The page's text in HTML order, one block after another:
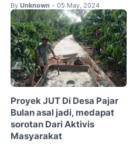
By Unknown • 05 May, 2024
Proyek JUT Di Desa Pajar
Bulan asal jadi, medapat
sorotan Dari Aktivis
Masyarakat